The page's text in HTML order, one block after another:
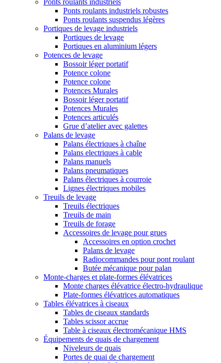
Ponts roulants industriels robustes
Ponts roulants suspendus légères
Portiques de levage industriels
Portiques de levage
Portiques en aluminium légers
Potences de levage
Bossoir léger portatif
Potence colone
Potence colone
Potences Murales
Bossoir léger portatif
Potences Murales
Potences articulés
Grue d’atelier avec galettes
Palans de levage
Palans électriques à chaîne
Palans electriques à cable
Palans manuels
Palans pneumatiques
Palans électriques à courroie
Lignes électriques mobiles
Treuils de levage
Treuils électriques
Treuils de main
Treuils de forage
Accessoires de levage pour grues
Accessoires en option crochet
Palans de levage
Radiocommandes pour pont roulant
Butée mécanique pour palan
Monte-charges et plate-formes élévatrices
Monte charges élévatrice électro-hydraulique
Plate-formes élévatrices automatiques
Tables élévatrices à ciseaux
Tables de ciseaux standards
Tables scissor accrue
Table à ciseaux électromécanique HMS
Équipements de quais de chargement
Niveleurs de quais
Portes de quai de chargement